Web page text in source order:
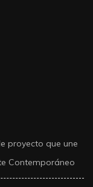
proyecto que une
Contemporáneo